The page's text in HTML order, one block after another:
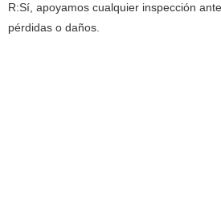
R:Sí, apoyamos cualquier inspección
pérdidas o daños.